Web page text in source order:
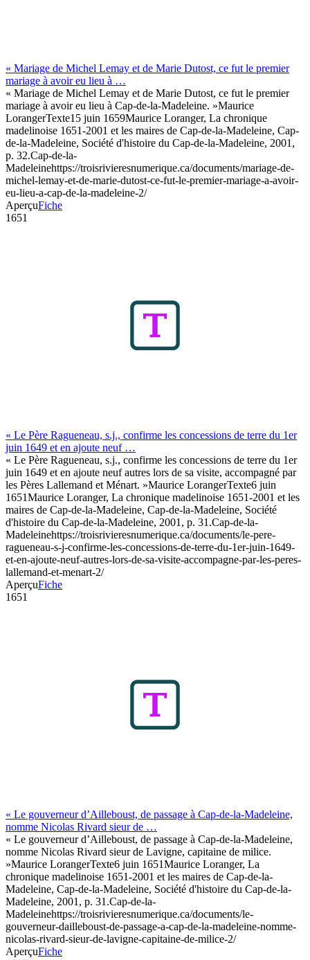
« Mariage de Michel Lemay et de Marie Dutost, ce fut le premier
mariage à avoir eu lieu à …
« Mariage de Michel Lemay et de Marie Dutost, ce fut le premier
mariage à avoir eu lieu à Cap-de-la-Madeleine. »Maurice
LorangerTexte15 juin 1659Maurice Loranger, La chronique
madelinoise 1651-2001 et les maires de Cap-de-la-Madeleine, Cap-
de-la-Madeleine, Société d'histoire du Cap-de-la-Madeleine, 2001,
p. 32.Cap-de-la-
Madeleinehttps://troisrivieresnumerique.ca/documents/mariage-de-
michel-lemay-et-de-marie-dutost-ce-fut-le-premier-mariage-a-avoir-
eu-lieu-a-cap-de-la-madeleine-2/
AperçuFiche
1651
« Le Père Ragueneau, s.j., confirme les concessions de terre du 1er
juin 1649 et en ajoute neuf …
« Le Père Ragueneau, s.j., confirme les concessions de terre du 1er
juin 1649 et en ajoute neuf autres lors de sa visite, accompagné par
les Pères Lallemand et Ménart. »Maurice LorangerTexte6 juin
1651Maurice Loranger, La chronique madelinoise 1651-2001 et les
maires de Cap-de-la-Madeleine, Cap-de-la-Madeleine, Société
d'histoire du Cap-de-la-Madeleine, 2001, p. 31.Cap-de-la-
Madeleinehttps://troisrivieresnumerique.ca/documents/le-pere-
ragueneau-s-j-confirme-les-concessions-de-terre-du-1er-juin-1649-
et-en-ajoute-neuf-autres-lors-de-sa-visite-accompagne-par-les-peres-
lallemand-et-menart-2/
AperçuFiche
1651
« Le gouverneur d’Ailleboust, de passage à Cap-de-la-Madeleine,
nomme Nicolas Rivard sieur de …
« Le gouverneur d’Ailleboust, de passage à Cap-de-la-Madeleine,
nomme Nicolas Rivard sieur de Lavigne, capitaine de milice.
»Maurice LorangerTexte6 juin 1651Maurice Loranger, La
chronique madelinoise 1651-2001 et les maires de Cap-de-la-
Madeleine, Cap-de-la-Madeleine, Société d'histoire du Cap-de-la-
Madeleine, 2001, p. 31.Cap-de-la-
Madeleinehttps://troisrivieresnumerique.ca/documents/le-
gouverneur-dailleboust-de-passage-a-cap-de-la-madeleine-nomme-
nicolas-rivard-sieur-de-lavigne-capitaine-de-milice-2/
AperçuFiche